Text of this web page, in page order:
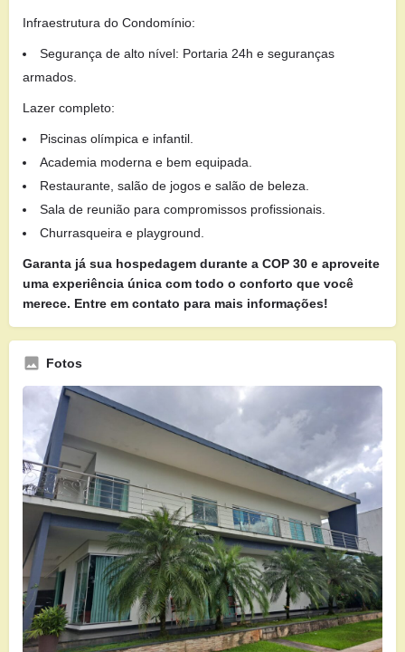
Infraestrutura do Condomínio:
Segurança de alto nível: Portaria 24h e seguranças
armados.
Lazer completo:
Piscinas olímpica e infantil.
Academia moderna e bem equipada.
Restaurante, salão de jogos e salão de beleza.
Sala de reunião para compromissos profissionais.
Churrasqueira e playground.
Garanta já sua hospedagem durante a COP 30 e aproveite
uma experiência única com todo o conforto que você
merece. Entre em contato para mais informações!
Fotos